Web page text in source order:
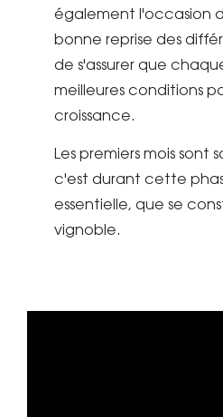
également l'occasion
bonne reprise des
de s'assurer que
meilleures conditions
croissance.
Les premiers mois sont
c'est durant cette
essentielle, que se
vignoble.